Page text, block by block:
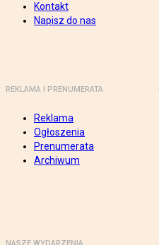
Kontakt
Napisz do nas
REKLAMA I PRENUMERATA
Reklama
Ogłoszenia
Prenumerata
Archiwum